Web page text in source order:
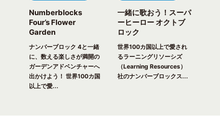
Numberblocks
Four’s Flower
Garden
ナンバーブロック 4と一緒
に、数える楽しさが満開の
ガーデンアドベンチャーへ
出かけよう！ 世界100カ国
以上で愛...
一緒に歌おう！スーパ
ーヒーロー オクトブ
ロック
世界100カ国以上で愛され
るラーニングリソーシズ
（Learning Resources）
社のナンバーブロックス...